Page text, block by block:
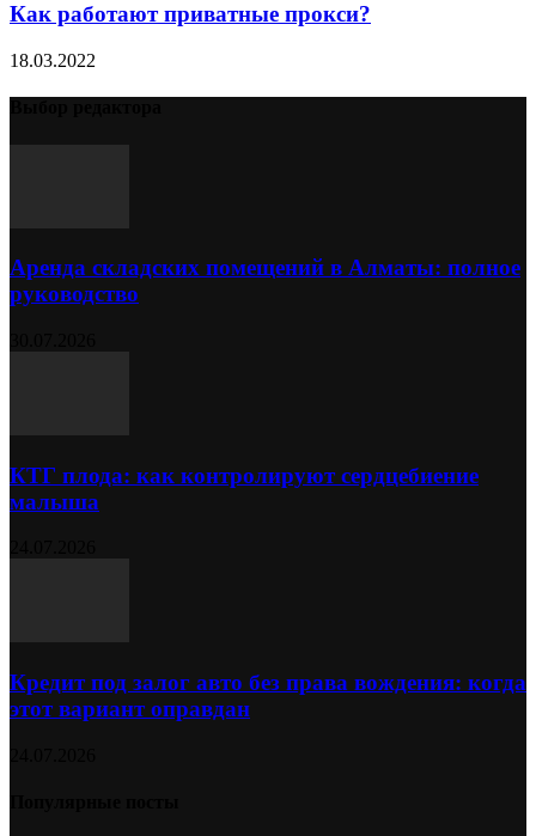
Как работают приватные прокси?
18.03.2022
Аренда складских помещений в Алматы: полное
руководство
КТГ плода: как контролируют сердцебиение
малыша
Кредит под залог авто без права вождения: когда
этот вариант оправдан